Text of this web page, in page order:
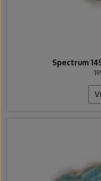
Spectrum